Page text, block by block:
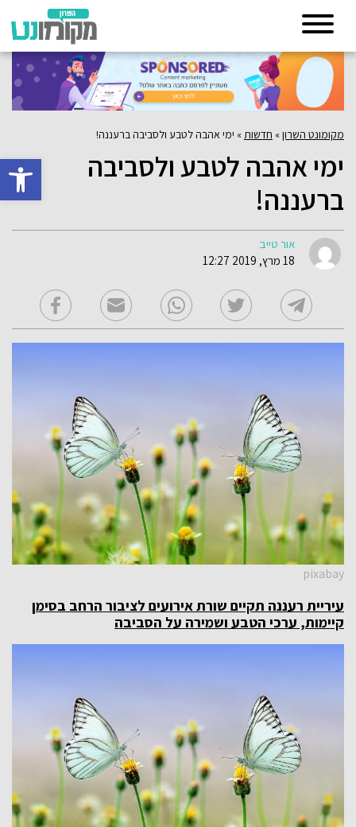
פתח
מקומונט השרון» חדשות » ימי אהבה לטבע ולסביבה ברעננה!
ימי אהבה לטבע ולסביבה
ברעננה!
אור טייב
18 מרץ, 2019 12:27
pixabay
עיריית רעננה תקיים שורת אירועים לציבור הרחב בסימן
קיימות, ערכי הטבע ושמירה על הסביבה